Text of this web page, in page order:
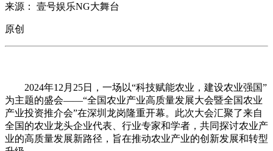
来源： 壹号娱乐NG大舞台
原创
2024年12月25日，一场以“科技赋能农业，建设农业强国”
为主题的盛会——“全国农业产业高质量发展大会暨全国农业
产业投资推介会”在深圳龙岗隆重开幕。此次大会汇聚了来自
全国的农业龙头企业代表、行业专家和学者，共同探讨农业产
业的高质量发展新路径，旨在推动农业产业的创新发展和转型